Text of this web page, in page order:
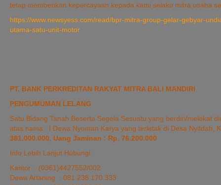
tetap memberikan kepercayaan kepada kami selaku mitra usaha
https://www.newsyess.com/read/bpr-mitra-group-gelar-gebyar-
utama-satu-unit-motor
PT. BANK PERKREDITAN RAKYAT MITRA BALI MANDIRI
PENGUMUMAN LELANG
Satu Bidang Tanah Beserta Segela Sesuatu yang berdiri/melekat
atas nama : I Dewa Nyoman Karya yang terletak di Desa Nyitdah,
381.000.000, Uang Jaminan : Rp. 76.200.000
Info Lebih Lanjut Hubungi :
Kantor : (0361)4427552/002
Dewa Artaning : 081 238 170 333